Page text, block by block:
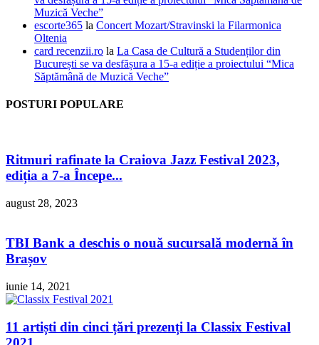
Muzică Veche”
escorte365 la Concert Mozart/Stravinski la Filarmonica
Oltenia
card recenzii.ro la La Casa de Cultură a Studenților din
București se va desfășura a 15-a ediție a proiectului “Mica
Săptămână de Muzică Veche”
POSTURI POPULARE
Ritmuri rafinate la Craiova Jazz Festival 2023,
ediția a 7-a Începe...
august 28, 2023
TBI Bank a deschis o nouă sucursală modernă în
Brașov
iunie 14, 2021
11 artiști din cinci țări prezenți la Classix Festival